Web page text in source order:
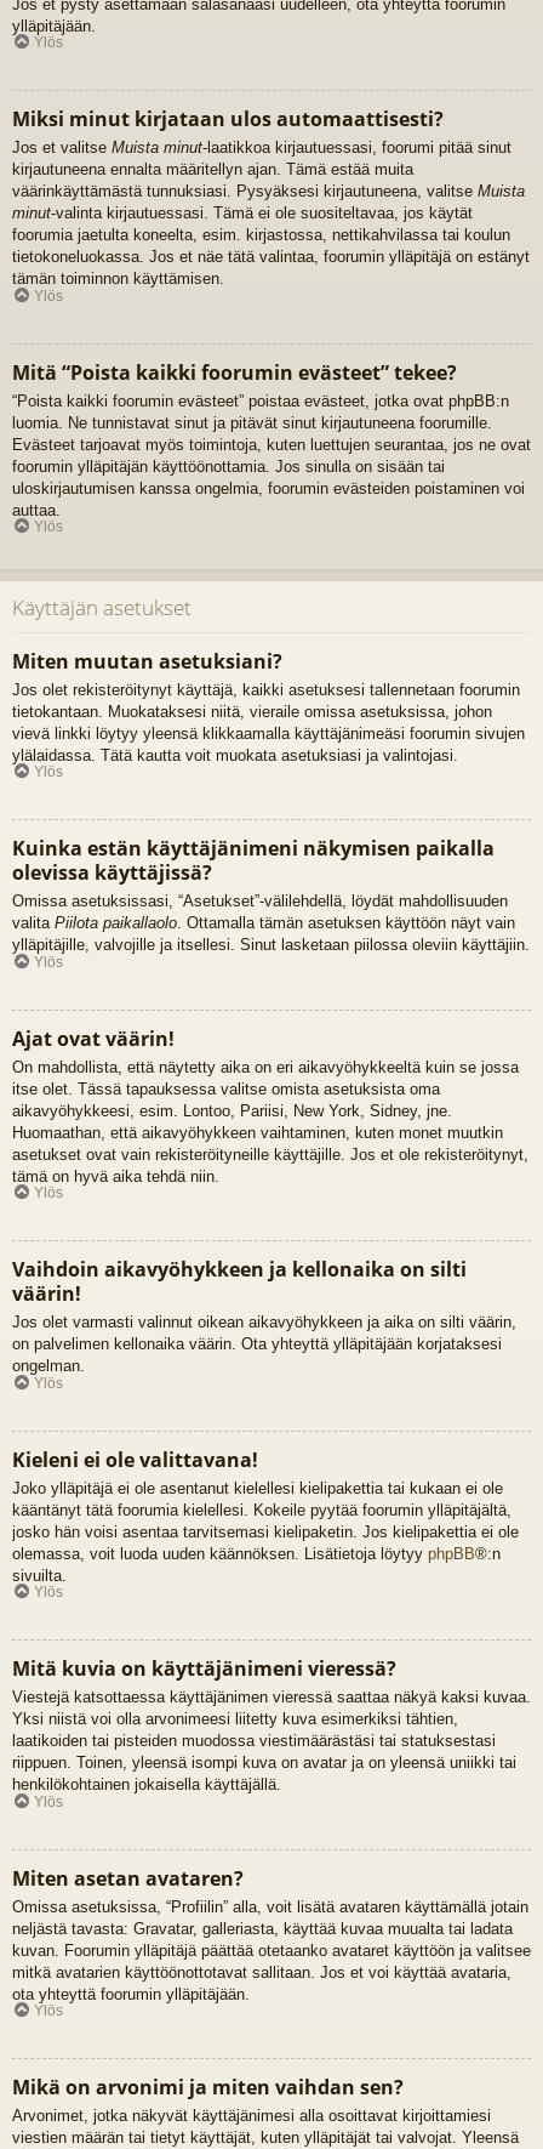
Jos et pysty asettamaan salasanaasi uudelleen, ota yhteyttä foorumin
ylläpitäjään.
Ylös
Miksi minut kirjataan ulos automaattisesti?
Jos et valitse Muista minut-laatikkoa kirjautuessasi, foorumi pitää sinut
kirjautuneena ennalta määritellyn ajan. Tämä estää muita
väärinkäyttämästä tunnuksiasi. Pysyäksesi kirjautuneena, valitse Muista
minut-valinta kirjautuessasi. Tämä ei ole suositeltavaa, jos käytät
foorumia jaetulta koneelta, esim. kirjastossa, nettikahvilassa tai koulun
tietokoneluokassa. Jos et näe tätä valintaa, foorumin ylläpitäjä on estänyt
tämän toiminnon käyttämisen.
Ylös
Mitä “Poista kaikki foorumin evästeet” tekee?
“Poista kaikki foorumin evästeet” poistaa evästeet, jotka ovat phpBB:n
luomia. Ne tunnistavat sinut ja pitävät sinut kirjautuneena foorumille.
Evästeet tarjoavat myös toimintoja, kuten luettujen seurantaa, jos ne ovat
foorumin ylläpitäjän käyttöönottamia. Jos sinulla on sisään tai
uloskirjautumisen kanssa ongelmia, foorumin evästeiden poistaminen voi
auttaa.
Ylös
Käyttäjän asetukset
Miten muutan asetuksiani?
Jos olet rekisteröitynyt käyttäjä, kaikki asetuksesi tallennetaan foorumin
tietokantaan. Muokataksesi niitä, vieraile omissa asetuksissa, johon
vievä linkki löytyy yleensä klikkaamalla käyttäjänimeäsi foorumin sivujen
ylälaidassa. Tätä kautta voit muokata asetuksiasi ja valintojasi.
Ylös
Kuinka estän käyttäjänimeni näkymisen paikalla
olevissa käyttäjissä?
Omissa asetuksissasi, “Asetukset”-välilehdellä, löydät mahdollisuuden
valita Piilota paikallaolo. Ottamalla tämän asetuksen käyttöön näyt vain
ylläpitäjille, valvojille ja itsellesi. Sinut lasketaan piilossa oleviin käyttäjiin.
Ylös
Ajat ovat väärin!
On mahdollista, että näytetty aika on eri aikavyöhykkeeltä kuin se jossa
itse olet. Tässä tapauksessa valitse omista asetuksista oma
aikavyöhykkeesi, esim. Lontoo, Pariisi, New York, Sidney, jne.
Huomaathan, että aikavyöhykkeen vaihtaminen, kuten monet muutkin
asetukset ovat vain rekisteröityneille käyttäjille. Jos et ole rekisteröitynyt,
tämä on hyvä aika tehdä niin.
Ylös
Vaihdoin aikavyöhykkeen ja kellonaika on silti
väärin!
Jos olet varmasti valinnut oikean aikavyöhykkeen ja aika on silti väärin,
on palvelimen kellonaika väärin. Ota yhteyttä ylläpitäjään korjataksesi
ongelman.
Ylös
Kieleni ei ole valittavana!
Joko ylläpitäjä ei ole asentanut kielellesi kielipakettia tai kukaan ei ole
kääntänyt tätä foorumia kielellesi. Kokeile pyytää foorumin ylläpitäjältä,
josko hän voisi asentaa tarvitsemasi kielipaketin. Jos kielipakettia ei ole
olemassa, voit luoda uuden käännöksen. Lisätietoja löytyy phpBB®:n
sivuilta.
Ylös
Mitä kuvia on käyttäjänimeni vieressä?
Viestejä katsottaessa käyttäjänimen vieressä saattaa näkyä kaksi kuvaa.
Yksi niistä voi olla arvonimeesi liitetty kuva esimerkiksi tähtien,
laatikoiden tai pisteiden muodossa viestimäärästäsi tai statuksestasi
riippuen. Toinen, yleensä isompi kuva on avatar ja on yleensä uniikki tai
henkilökohtainen jokaisella käyttäjällä.
Ylös
Miten asetan avataren?
Omissa asetuksissa, “Profiilin” alla, voit lisätä avataren käyttämällä jotain
neljästä tavasta: Gravatar, galleriasta, käyttää kuvaa muualta tai ladata
kuvan. Foorumin ylläpitäjä päättää otetaanko avataret käyttöön ja valitsee
mitkä avatarien käyttöönottotavat sallitaan. Jos et voi käyttää avataria,
ota yhteyttä foorumin ylläpitäjään.
Ylös
Mikä on arvonimi ja miten vaihdan sen?
Arvonimet, jotka näkyvät käyttäjänimesi alla osoittavat kirjoittamiesi
viestien määrän tai tietyt käyttäjät, kuten ylläpitäjät tai valvojat. Yleensä